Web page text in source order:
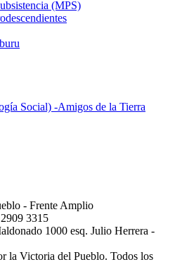
(MPS)
Social) -Amigos de la Tierra
- Frente Amplio
3315
1000 esq. Julio Herrera -
la Victoria del Pueblo. Todos los